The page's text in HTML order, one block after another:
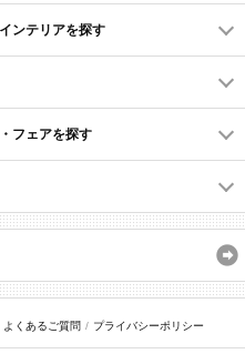
ンテリアを探す
フェアを探す
よくあるご質問 プライバシーポリシー